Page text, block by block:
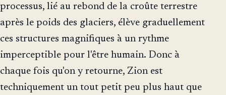
processus, lié au rebond de la croûte terrestre
après le poids des glaciers, élève graduellement
ces structures magnifiques à un rythme
imperceptible pour l'être humain. Donc à
chaque fois qu'on y retourne, Zion est
techniquement un tout petit peu plus haut que